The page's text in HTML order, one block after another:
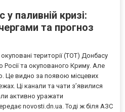
паливній кризі:
та прогноз
території (ТОТ) Донбасу
Росії та окупованого Криму. Але
Це видно за появою місцевих
Ці канали та чати з’явилися
активно уражати
novosti.dn.ua. Тоді ж біля АЗС